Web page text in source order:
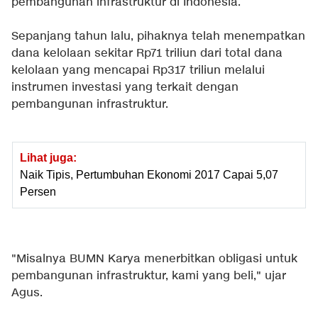
Sepanjang tahun lalu, pihaknya telah menempatkan
dana kelolaan sekitar Rp71 triliun dari total dana
kelolaan yang mencapai Rp317 triliun melalui
instrumen investasi yang terkait dengan
pembangunan infrastruktur.
Lihat juga:
Naik Tipis, Pertumbuhan Ekonomi 2017 Capai 5,07
Persen
"Misalnya BUMN Karya menerbitkan obligasi untuk
pembangunan infrastruktur, kami yang beli," ujar
Agus.